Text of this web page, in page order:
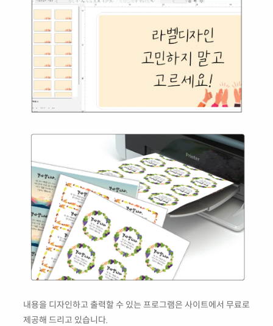
내용을 디자인하고 출력할 수 있는 프로그램은 사이트에서 무료로
제공해 드리고 있습니다.